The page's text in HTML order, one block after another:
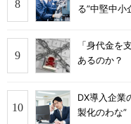
る”中堅中小
「身代金を
あるのか？
DX導入企
製化のわな”